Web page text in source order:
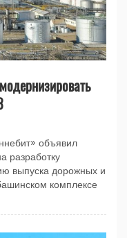
объявил
разработку
выпуска дорожных и
комплексе